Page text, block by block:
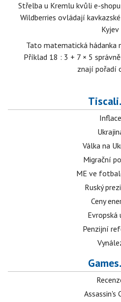
Střelba u Kremlu kvůli e-
Wildberries ovládají
Kyjev
Tato matematická hádanka
Příklad 18 : 3 + 7 × 5
znají pořadí
Inflace
Válka na
Migrační
ME ve
Ruský
Ceny
Evropská
Penzijní
Assassin's